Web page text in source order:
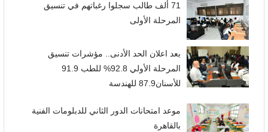
71 ألف طالب سجلوا رغباتهم في تنسيق
المرحلة الأولى
بعد اعلان الحد الأدنى.. مؤشرات تنسيق
المرحلة الأولي 92.8% للطب 91.9
للأسنان87.9 للهندسة
موعد امتحانات الدور الثاني للدبلومات الفنية
بالقاهرة